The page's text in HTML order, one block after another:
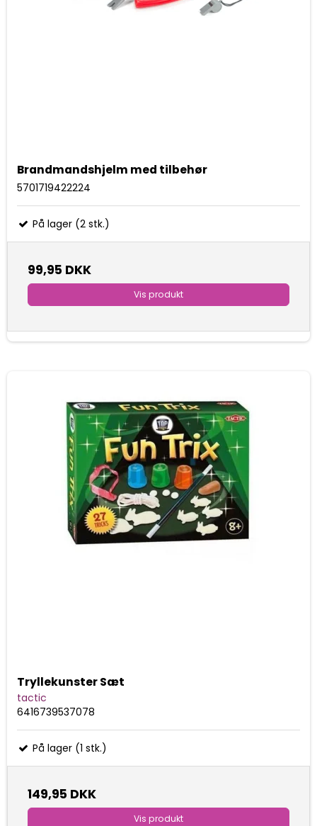
Brandmandshjelm med tilbehør
5701719422224
På lager (2 stk.)
99,95 DKK
Vis produkt
Tryllekunster Sæt
tactic
6416739537078
På lager (1 stk.)
149,95 DKK
Vis produkt